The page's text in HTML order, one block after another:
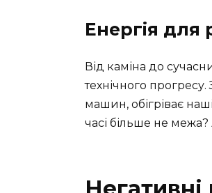
Енергія для
Від каміна до
технічного
машин, обігріває
часі більше не